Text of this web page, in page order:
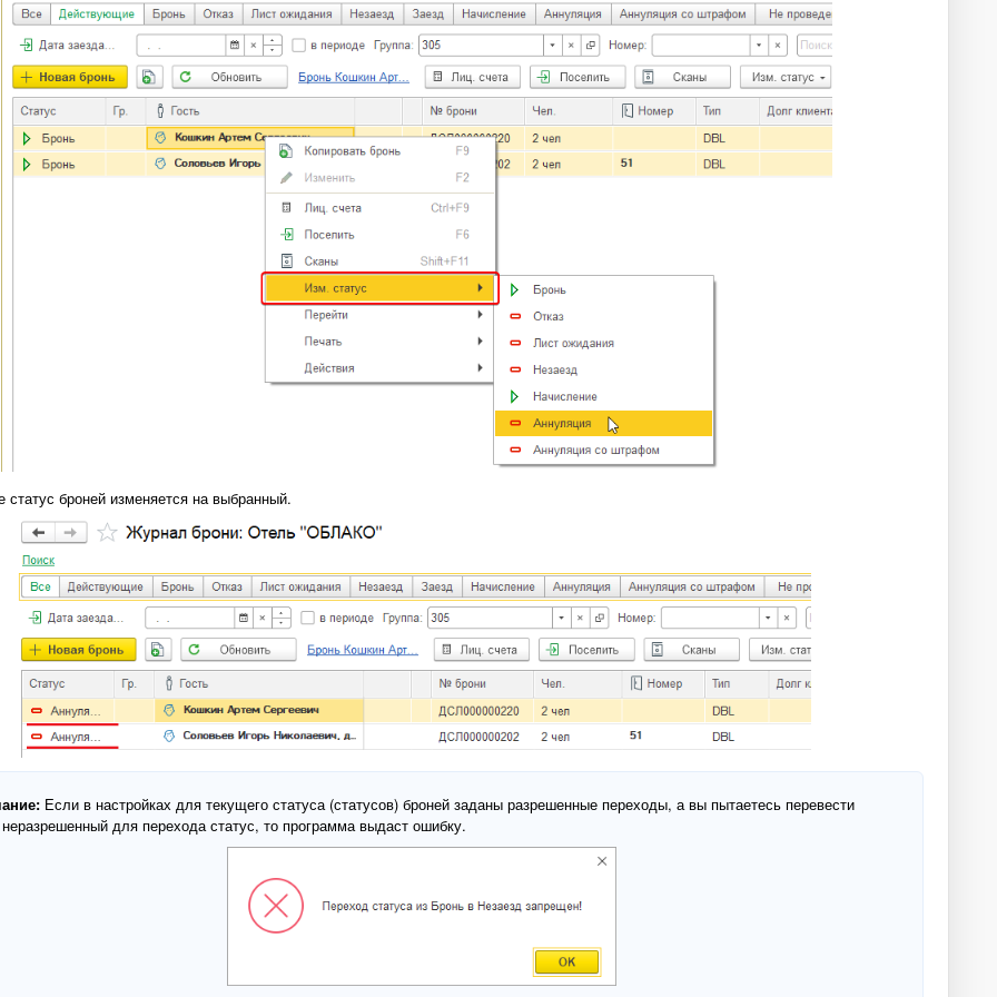
статус броней изменяется на выбранный.
Если в настройках для текущего статуса (статусов) броней заданы разрешенные переходы, а вы пытаетесь перевести
для перехода статус, то программа выдаст ошибку.